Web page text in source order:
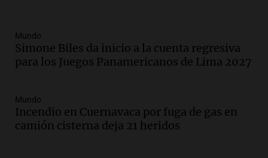
sea, va a ser lindo”
La Cadena del Gol
Episodios
en ludopatía: “Tener el casino en la
mano es muy peligroso”
La Argentina, hoy
Mundo
Simone Biles da inicio a la cuenta regresiva
para los Juegos Panamericanos de Lima 2027
Mundo
Incendio en Cuernavaca por fuga de gas en
camión cisterna deja 21 heridos